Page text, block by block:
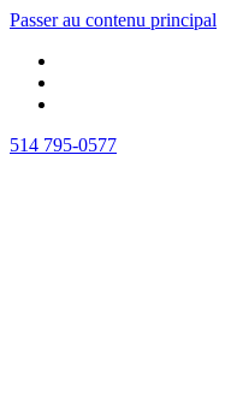
Passer au contenu principal
514 795-0577